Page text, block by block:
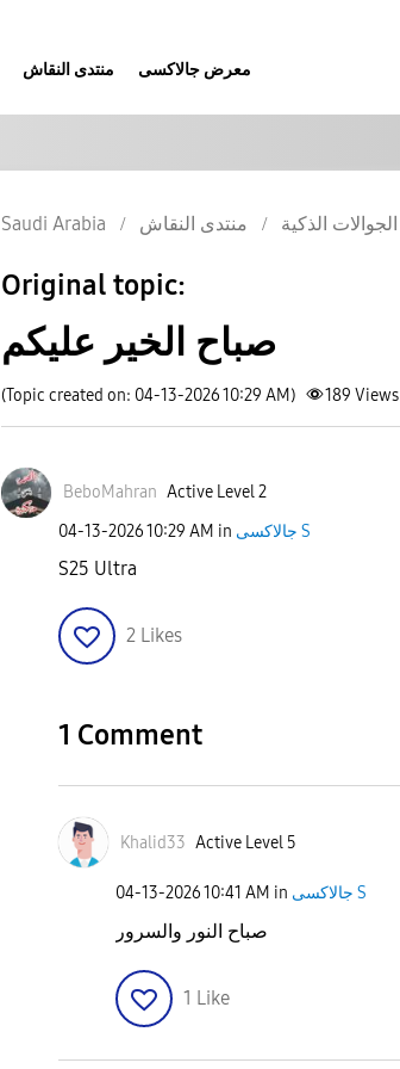
منتدى النقاش معرض جالاكسى
Saudi Arabia منتدى النقاش الجوالات الذكية
Original topic:
صباح الخير عليكم
(Topic created on: 04-13-2026 10:29 AM) 189 Views
BeboMahran Active Level 2
‎04-13-202610:29 AM in جالاكسى S
S25 Ultra
2 Likes
1 Comment
Khalid33 Active Level 5
‎04-13-202610:41 AM in جالاكسى S
صباح النور والسرور
1 Like